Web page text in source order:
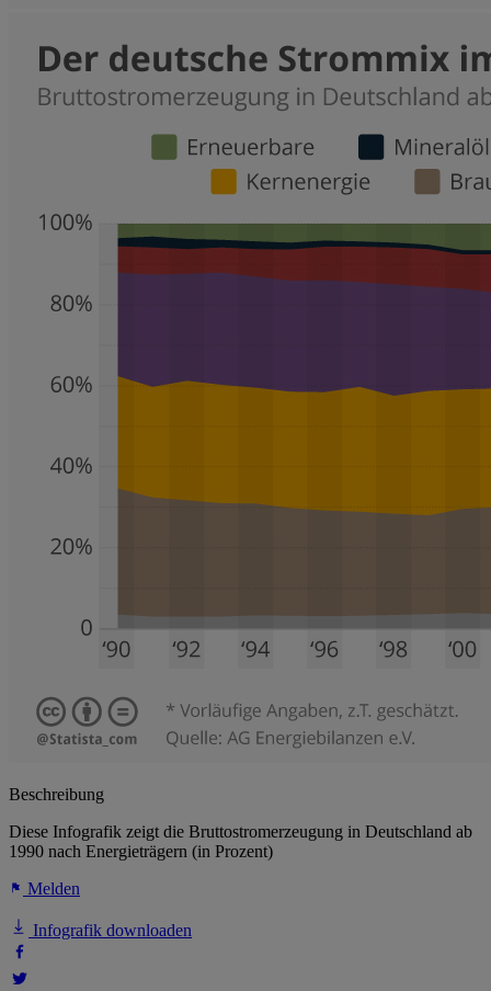
Beschreibung
Diese Infografik zeigt die Bruttostromerzeugung in Deutschland ab
1990 nach Energieträgern (in Prozent)
Melden
Infografik downloaden